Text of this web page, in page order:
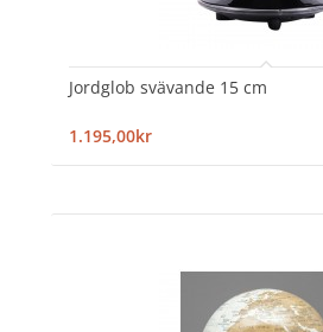
Jordglob svävande 15 cm
1.195,00kr